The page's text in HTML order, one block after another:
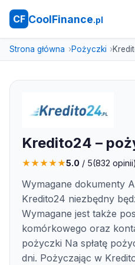
CF CoolFinance.pl
Strona główna Pożyczki
Kredito24 –
★★★★★5.0 / 5(832 opinii)
Wymagane dokumenty
Kredito24 niezbędny
Wymagane jest także
komórkowego oraz
pożyczki Na spłatę
dni. Pożyczając w